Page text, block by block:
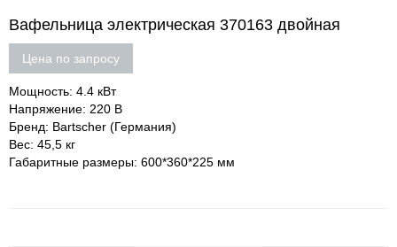
Вафельница электрическая 370163 двойная
Цена по запросу
Мощность: 4.4 кВт
Напряжение: 220 В
Бренд: Bartscher (Германия)
Вес: 45,5 кг
Габаритные размеры: 600*360*225 мм